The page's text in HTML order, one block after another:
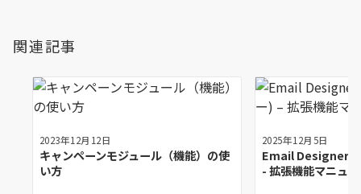
関連記事
2023年12月12日
キャンペーンモジュール（機能）の使
い方
2025年12月5日
Email Designer (
- 拡張機能マニュ